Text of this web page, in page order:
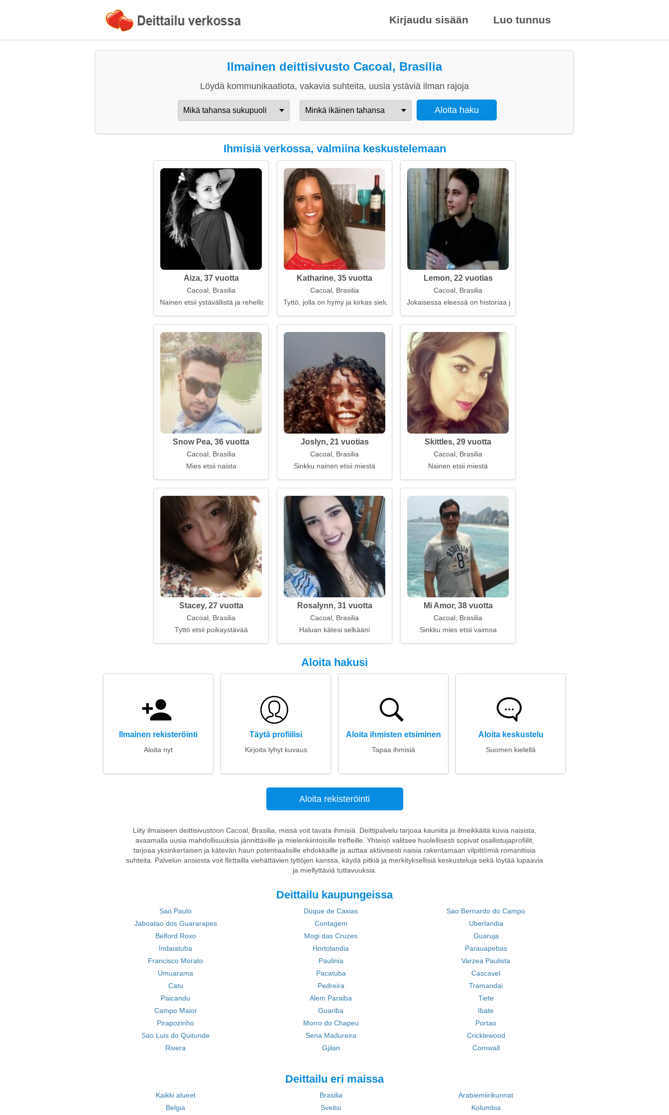
Kirjaudu sisään Luo tunnus
Ilmainen deittisivusto Cacoal, Brasilia
Löydä kommunikaatiota, vakavia suhteita, uusia ystäviä ilman rajoja
Ihmisiä verkossa, valmiina keskustelemaan
Aiza, 37 vuotta
Cacoal, Brasilia
Nainen etsii ystävällistä ja rehellistä kumppania
Katharine, 35 vuotta
Cacoal, Brasilia
Tyttö, jolla on hymy ja kirkas sielu
Lemon, 22 vuotias
Cacoal, Brasilia
Jokaisessa eleessä on historiaa ja intohimoa
Snow Pea, 36 vuotta
Cacoal, Brasilia
Mies etsii naista
Joslyn, 21 vuotias
Cacoal, Brasilia
Sinkku nainen etsii miestä
Skittles, 29 vuotta
Cacoal, Brasilia
Nainen etsii miestä
Stacey, 27 vuotta
Cacoal, Brasilia
Tyttö etsii poikaystävää
Rosalynn, 31 vuotta
Cacoal, Brasilia
Haluan kätesi selkääni
Mi Amor, 38 vuotta
Cacoal, Brasilia
Sinkku mies etsii vaimoa
Aloita hakusi
Ilmainen rekisteröinti
Aloita nyt
Täytä profiilisi
Kirjoita lyhyt kuvaus
Aloita ihmisten etsiminen
Tapaa ihmisiä
Aloita keskustelu
Suomen kielellä
Aloita rekisteröinti
Liity ilmaiseen deittisivustoon Cacoal, Brasilia, missä voit tavata ihmisiä. Deittipalvelu tarjoaa kauniita ja ilmeikkäitä kuvia naisista,
avaamalla uusia mahdollisuuksia jännittäville ja mielenkiintoisille treffeille. Yhteisö valitsee huolellisesti sopivat osallistujaprofiilit,
tarjoaa yksinkertaisen ja kätevän haun potentiaalisille ehdokkaille ja auttaa aktiivisesti naisia rakentamaan vilpittömiä romanttisia
suhteita. Palvelun ansiosta voit flirttailla viehättävien tyttöjen kanssa, käydä pitkiä ja merkityksellisiä keskusteluja sekä löytää lupaavia
ja miellyttäviä tuttavuuksia.
Deittailu kaupungeissa
Sao Paulo Duque de Caxias
Sao Bernardo do Campo
Jaboatao dos Guararapes
Contagem
Uberlandia
Belford Roxo
Mogi das Cruzes
Guaruja
Indaiatuba
Hortolandia
Parauapebas
Francisco Morato
Paulinia
Varzea Paulista
Umuarama
Pacatuba
Cascavel
Catu
Pedreira
Tramandai
Paicandu
Alem Paraiba
Tiete
Campo Maior
Guariba
Ibate
Pirapozinho
Morro do Chapeu
Portao
Sao Luis do Quitunde
Sena Madureira
Cricklewood
Rivera
Gjilan Cornwall
Deittailu eri maissa
Kaikki alueet Brasilia
Arabiemiirikunnat
Belgia
Sveitsi Kolumbia